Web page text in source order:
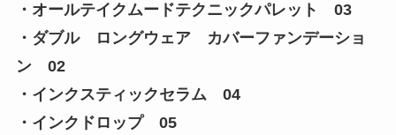
・オールテイクムードテクニックパレット 03
・ダブル ロングウェア カバーファンデーショ
ン 02
・インクスティックセラム 04
・インクドロップ 05